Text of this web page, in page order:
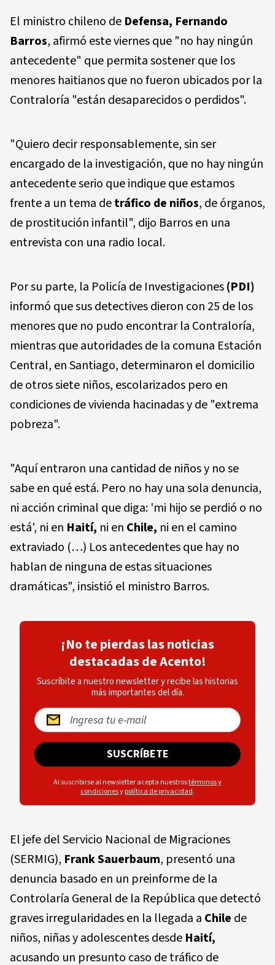
El ministro chileno de Defensa, Fernando
Barros, afirmó este viernes que "no hay ningún
antecedente" que permita sostener que los
menores haitianos que no fueron ubicados por la
Contraloría "están desaparecidos o perdidos".
"Quiero decir responsablemente, sin ser
encargado de la investigación, que no hay ningún
antecedente serio que indique que estamos
frente a un tema detráfico de niños, de órganos,
de prostitución infantil", dijo Barros en una
entrevista con una radio local.
Por su parte, la Policía de Investigaciones(PDI)
informó que sus detectives dieron con 25 de los
menores que no pudo encontrar la Contraloría,
mientras que autoridades de la comuna Estación
Central, en Santiago, determinaron el domicilio
de otros siete niños, escolarizados pero en
condiciones de vivienda hacinadas y de "extrema
pobreza".
"Aquí entraron una cantidad de niños y no se
sabe en qué está. Pero no hay una sola denuncia,
ni acción criminal que diga: 'mi hijo se perdió o no
está', ni en Haití, ni en Chile, ni en el camino
extraviado (…) Los antecedentes que hay no
hablan de ninguna de estas situaciones
dramáticas", insistió el ministro Barros.
¡No te pierdas las noticias
destacadas de Acento!
Suscríbite a nuestro newsletter y recibe las historias
más importantes del día.
SUSCRÍBETE
Al suscribirse al newsletter acepta nuestrostérminos y
condicionesypolítica de privacidad.
El jefe del Servicio Nacional de Migraciones
(SERMIG), Frank Sauerbaum, presentó una
denuncia basado en un preinforme de la
Controlaría General de la República que detectó
graves irregularidades en la llegada a Chile de
niños, niñas y adolescentes desde Haití,
acusando un presunto caso de tráfico de